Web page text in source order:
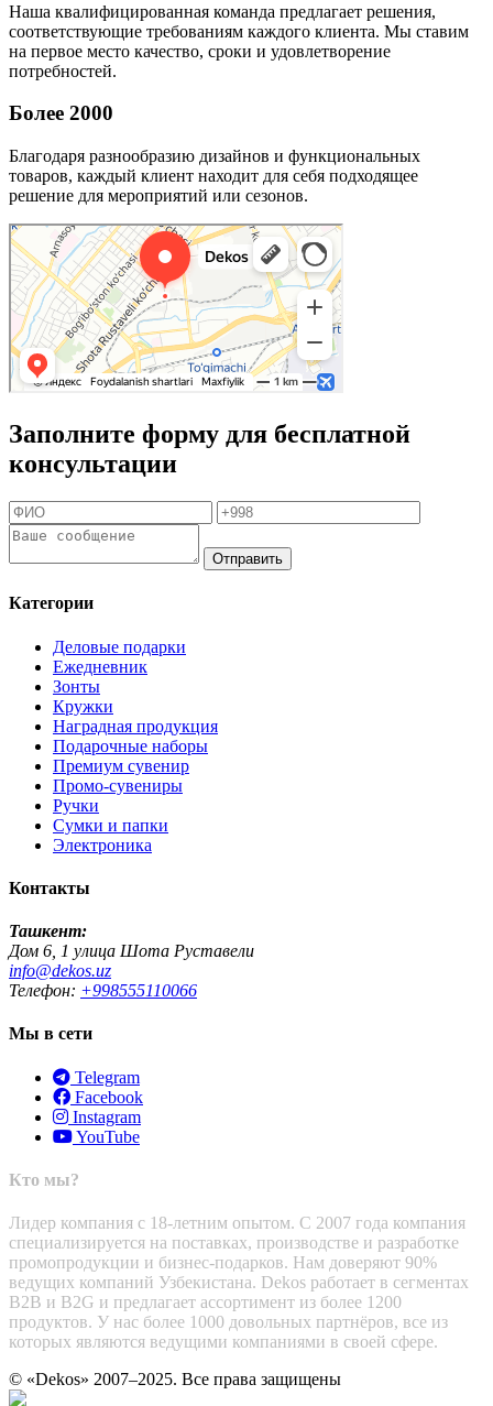
Наша квалифицированная команда предлагает решения,
соответствующие требованиям каждого клиента. Мы ставим
на первое место качество, сроки и удовлетворение
потребностей.
Более 2000
Благодаря разнообразию дизайнов и функциональных
товаров, каждый клиент находит для себя подходящее
решение для мероприятий или сезонов.
Заполните форму для бесплатной
консультации
Отправить
Категории
Деловые подарки
Ежедневник
Зонты
Кружки
Наградная продукция
Подарочные наборы
Премиум сувенир
Промо-сувениры
Ручки
Сумки и папки
Электроника
Контакты
Ташкент:
Дом 6, 1 улица Шота Руставели
info@dekos.uz
Телефон: +998555110066
Мы в сети
Telegram
Facebook
Instagram
YouTube
Кто мы?
Лидер компания с 18-летним опытом. С 2007 года компания
специализируется на поставках, производстве и разработке
промопродукции и бизнес-подарков. Нам доверяют 90%
ведущих компаний Узбекистана. Dekos работает в сегментах
B2B и B2G и предлагает ассортимент из более 1200
продуктов. У нас более 1000 довольных партнёров, все из
которых являются ведущими компаниями в своей сфере.
© «Dekos» 2007–2025. Все права защищены